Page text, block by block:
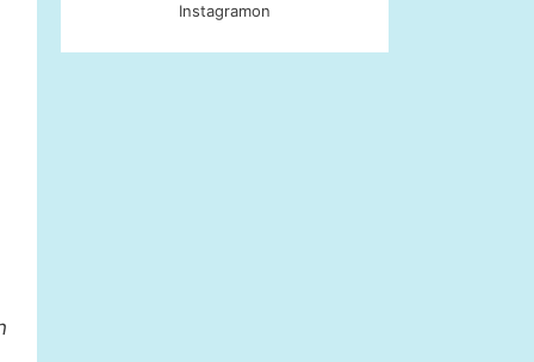
Instagramon